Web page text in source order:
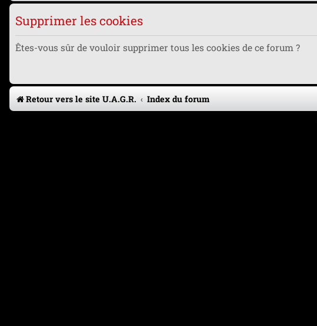
Supprimer les cookies
Êtes-vous sûr de vouloir supprimer tous les cookies de ce forum ?
Retour vers le site U.A.G.R. Index du forum